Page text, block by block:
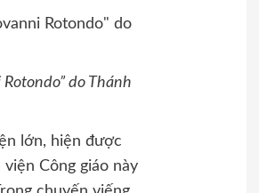
do Thánh
lớn, hiện được
Công giáo này